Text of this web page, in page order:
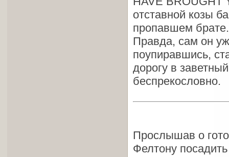
отставной козы
пропавшем брате.
Правда, сам он
поупиравшись,
дорогу в
беспрекословно.
Прослышав о
Фелтону